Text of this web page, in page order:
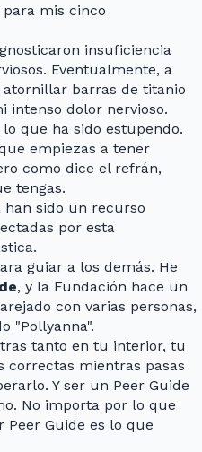
mis cinco
insuficiencia
Eventualmente, a
barras de titanio
intenso dolor nervioso.
que ha sido estupendo.
empiezas a tener
como dice el refrán,
tengas.
han sido un recurso
por esta
guiar a los demás. He
, y la Fundación hace un
con varias personas,
"Pollyanna".
tanto en tu interior, tu
correctas mientras pasas
Y ser un Peer Guide
No importa por lo que
Peer Guide es lo que